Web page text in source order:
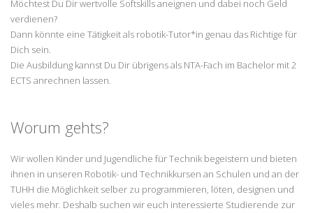
Möchtest Du Dir wertvolle Softskills aneignen und dabei noch Geld
verdienen?
Dann könnte eine Tätigkeit als robotik-Tutor*in genau das Richtige für
Dich sein.
Die Ausbildung kannst Du Dir übrigens als NTA-Fach im Bachelor mit 2
ECTS anrechnen lassen.
Worum gehts?
Wir wollen Kinder und Jugendliche für Technik begeistern und bieten
ihnen in unseren Robotik- und Technikkursen an Schulen und an der
TUHH die Möglichkeit selber zu programmieren, löten, designen und
vieles mehr. Deshalb suchen wir euch interessierte Studierende zur